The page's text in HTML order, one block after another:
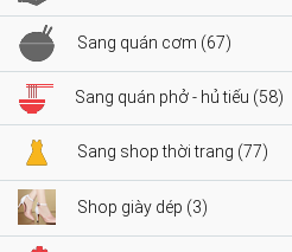
Sang quán cơm (67)
Sang quán phở - hủ tiếu (58)
Sang shop thời trang (77)
Shop giày dép (3)